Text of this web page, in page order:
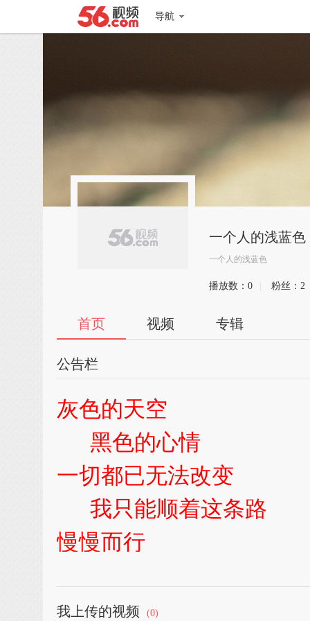
导航
一个人的浅蓝色
一个人的浅蓝色
播放数： 0 粉丝： 2
首页 视频 专辑
公告栏
灰色的天空
黑色的心情
一切都已无法改变
我只能顺着这条路
慢慢而行
expectation
我上传的视频 (0)